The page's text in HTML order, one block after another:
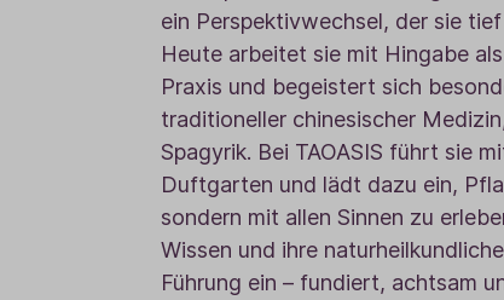
ein Perspektivwechsel, der sie
Heute arbeitet sie mit Hingabe
Praxis und begeistert sich
traditioneller chinesischer
Spagyrik. Bei TAOASIS führt sie
Duftgarten und lädt dazu ein,
sondern mit allen Sinnen zu
Wissen und ihre
Führung ein – fundiert, achtsam